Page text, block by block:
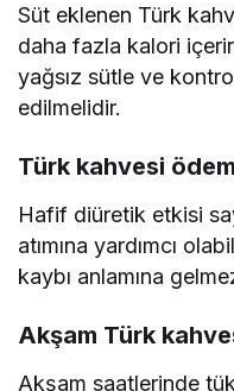
Süt eklenen Türk
daha fazla kalori
yağsız sütle ve
edilmelidir.
Türk kahvesi ödem
Hafif diüretik etkisi
atımına yardımcı
kaybı anlamına
Akşam Türk
Akşam saatlerinde